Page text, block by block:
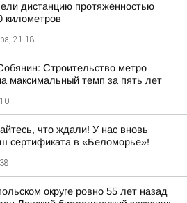
дистанцию протяжённостью
километров
21:18
Строительство метро
максимальный темп за пять лет
что ждали! У нас вновь
сертификата в «Беломорье»!
округе ровно 55 лет назад